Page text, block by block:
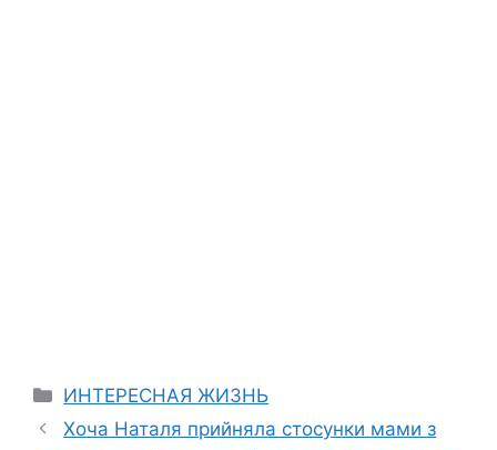
Categories
ИНТЕРЕСНАЯ ЖИЗНЬ
Хоча Наталя прийняла стосунки мами з